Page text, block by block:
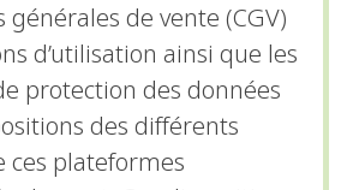
générales de vente (CGV)
d’utilisation ainsi que les
protection des données
des différents
ces plateformes